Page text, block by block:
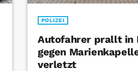
POLIZEI
Autofahrer prallt in
gegen
verletzt